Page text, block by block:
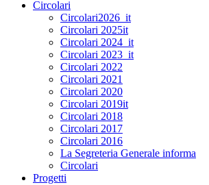
Circolari
Circolari2026_it
Circolari 2025it
Circolari 2024_it
Circolari 2023_it
Circolari 2022
Circolari 2021
Circolari 2020
Circolari 2019it
Circolari 2018
Circolari 2017
Circolari 2016
La Segreteria Generale informa
Circolari
Progetti